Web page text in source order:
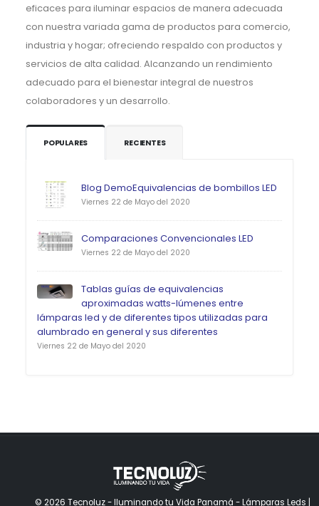
eficaces para iluminar espacios de manera adecuada
con nuestra variada gama de productos para comercio,
industria y hogar; ofreciendo respaldo con productos y
servicios de alta calidad. Alcanzando un rendimiento
adecuado para el bienestar integral de nuestros
colaboradores y un desarrollo.
POPULARES RECIENTES
Blog DemoEquivalencias de bombillos LED
Viernes 22 de Mayo del 2020
Comparaciones Convencionales LED
Viernes 22 de Mayo del 2020
Tablas guías de equivalencias
aproximadas watts-lúmenes entre
lámparas led y de diferentes tipos utilizadas para
alumbrado en general y sus diferentes
Viernes 22 de Mayo del 2020
© 2026 Tecnoluz - Iluminando tu Vida Panamá - Lámparas Leds |